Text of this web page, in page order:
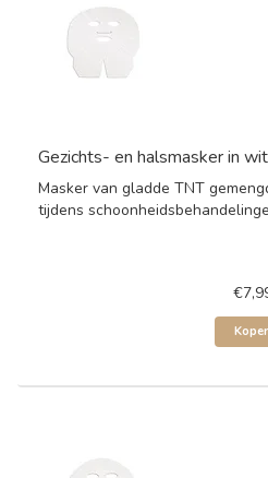
Gezichts- en halsmasker in
Masker van gladde TNT
tijdens